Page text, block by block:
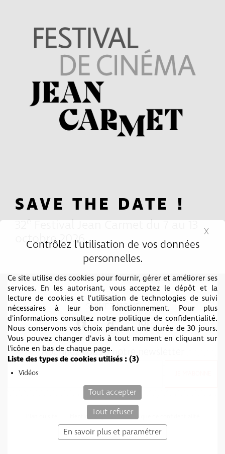
Contrôlez l'utilisation de vos données
personnelles.
Ce site utilise des cookies pour fournir, gérer et améliorer ses
services. En les autorisant, vous acceptez le dépôt et la
lecture de cookies et l'utilisation de technologies de suivi
nécessaires à leur bon fonctionnement. Pour plus
d'informations consultez notre politique de confidentialité.
Nous conservons vos choix pendant une durée de 30 jours.
Vous pouvez changer d'avis à tout moment en cliquant sur
l'icône en bas de chaque page.
Liste des types de cookies utilisés : (3)
Vidéos
Tout accepter
Tout refuser
En savoir plus et paramétrer
X
SAVE THE DATE !
32eFestival Jean Carmet du 7 au 13
octobre 2026
SUIVEZ-NOUS
Abonnez vous à notre newsletter
Mentions légales
Politique de confidentialité
c-toucom web